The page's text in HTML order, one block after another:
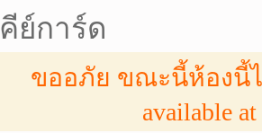
คีย์การ์ด
ขออภัย ขณะนี้ห้องนี้ไ
available